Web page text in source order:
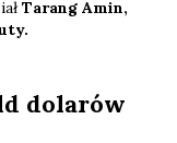
Tarang Amin,
dolarów